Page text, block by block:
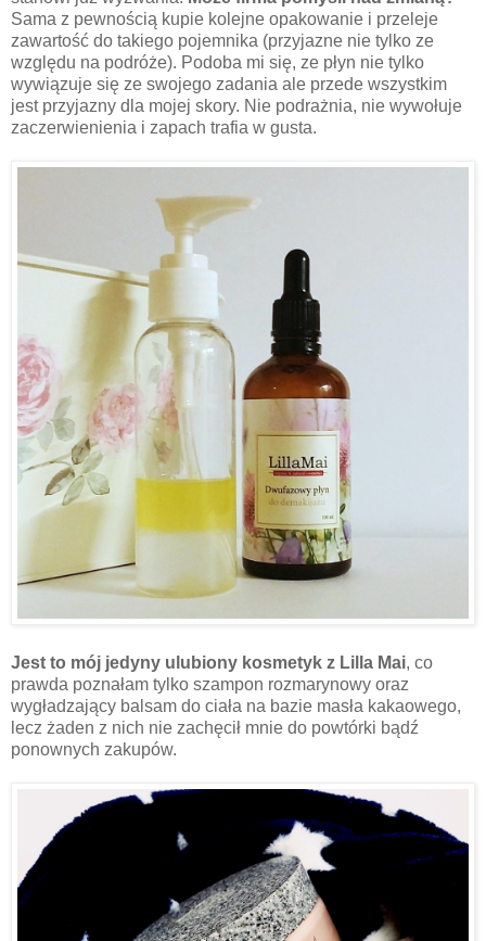
Sama z pewnością kupie kolejne opakowanie i przeleje
zawartość do takiego pojemnika (przyjazne nie tylko ze
względu na podróże). Podoba mi się, ze płyn nie tylko
wywiązuje się ze swojego zadania ale przede wszystkim
jest przyjazny dla mojej skory. Nie podrażnia, nie wywołuje
zaczerwienienia i zapach trafia w gusta.
Jest to mój jedyny ulubiony kosmetyk z Lilla Mai, co
prawda poznałam tylko szampon rozmarynowy oraz
wygładzający balsam do ciała na bazie masła kakaowego,
lecz żaden z nich nie zachęcił mnie do powtórki bądź
ponownych zakupów.